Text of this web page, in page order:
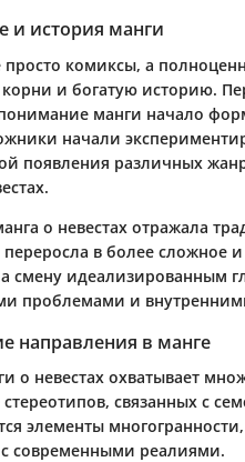
и история манги
просто комиксы, а
и богатую историю.
манги начало
начали
появления различных
о невестах отражала
в более сложное
смену идеализированным
проблемами и
направления в манге
о невестах охватывает
связанных с
элементы
с современными реалиями.